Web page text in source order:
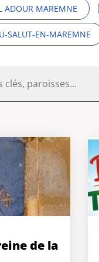
ADOUR MAREMNE
SALUT-EN-MAREMNE
de la